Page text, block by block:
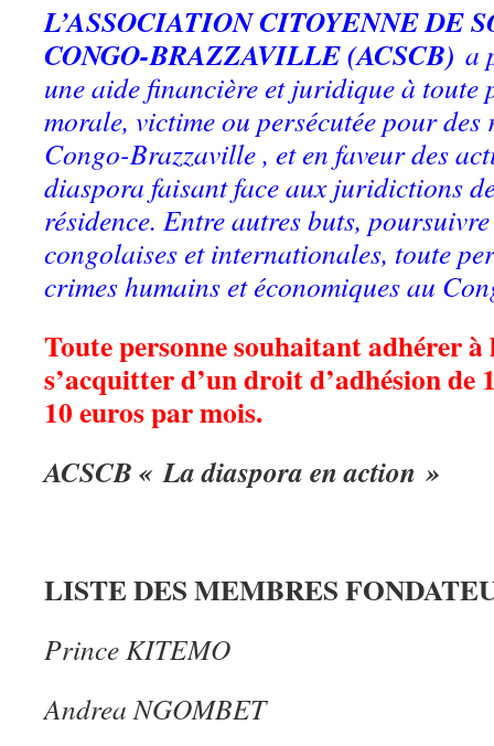
L’ASSOCIATION CITOYENNE DE
CONGO-BRAZZAVILLE (ACSCB) a
une aide financière et juridique à toute
morale, victime ou persécutée pour
Congo-Brazzaville , et en faveur des
diaspora faisant face aux juridictions
résidence. Entre autres buts,
congolaises et internationales, toute
crimes humains et économiques au
Toute personne souhaitant adhérer à
s’acquitter d’un droit d’adhésion de
10 euros par mois.
ACSCB « La diaspora en action »
LISTE DES MEMBRES
Prince KITEMO
Andrea NGOMBET